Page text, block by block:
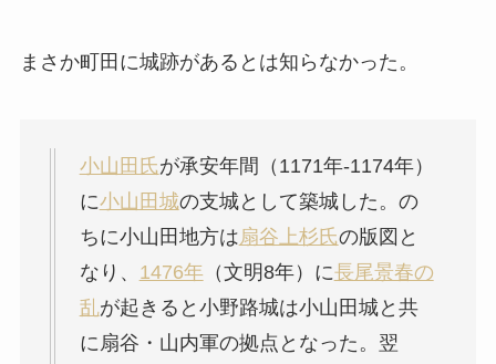
まさか町田に城跡があるとは知らなかった。
小山田氏が承安年間（1171年-1174年）
に小山田城の支城として築城した。の
ちに小山田地方は扇谷上杉氏の版図と
なり、 1476年（文明8年）に長尾景春の
乱が起きると小野路城は小山田城と共
に扇谷・山内軍の拠点となった。翌